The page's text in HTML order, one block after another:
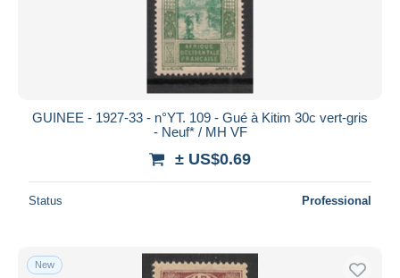
GUINEE - 1927-33 - n°YT. 109 - Gué à Kitim 30c vert-gris
- Neuf* / MH VF
± US$0.69
Status Professional
New